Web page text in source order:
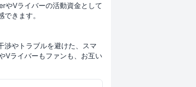
やVライバーの活動資金として
きます。
渉やトラブルを避けた、スマ
Vライバーもファンも、お互い